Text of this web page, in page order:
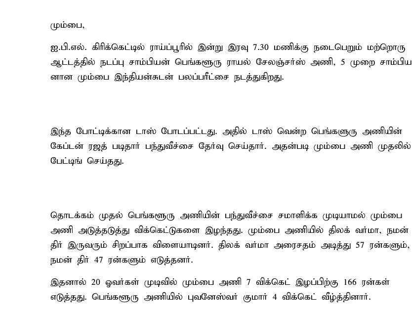
மும்பை,
ஐ.பி.எல். கிரிக்கெட்டில் ராய்ப்பூரில் இன்று இரவு 7.30 மணிக்கு நடைபெறும் மற்றொரு
ஆட்டத்தில் நடப்பு சாம்பியன் பெங்களூரு ராயல் சேலஞ்சர்ஸ் அணி, 5 முறை சாம்பிய
னான மும்பை இந்தியன்சுடன் பலப்பரீட்சை நடத்துகிறது.
இந்த போட்டிக்கான டாஸ் போடப்பட்டது. அதில் டாஸ் வென்ற பெங்களுரு அணியின்
கேப்டன் ரஜத் படிதார் பந்துவீச்சை தேர்வு செய்தார். அதன்படி மும்பை அணி முதலில்
பேட்டிங் செய்தது.
தொடக்கம் முதல் பெங்களூரு அணியின் பந்துவீச்சை சமாளிக்க முடியாமல் மும்பை
அணி அடுத்தடுத்து விக்கெட்டுகளை இழந்தது. மும்பை அணியில் திலக் வர்மா, நமன்
திர் இருவரும் சிறப்பாக விளையாடினர். திலக் வர்மா அரைசதம் அடித்து 57 ரன்களும்,
நமன் திர் 47 ரன்களும் எடுத்தனர்.
இதனால் 20 ஓவர்கள் முடிவில் மும்பை அணி 7 விக்கெட் இழப்பிற்கு 166 ரன்கள்
எடுத்தது. பெங்களூரு அணியில் புவனேஸ்வர் குமார் 4 விக்கெட் வீழ்த்தினார்.